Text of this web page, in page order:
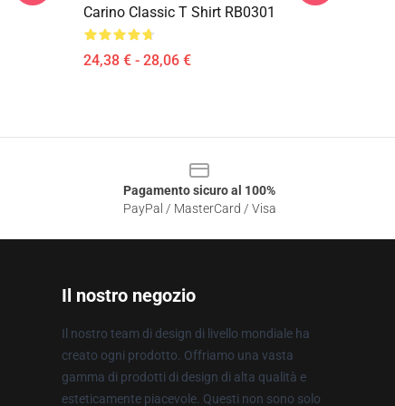
Carino Classic T Shirt RB0301
24,38 € - 28,06 €
Pagamento sicuro al 100%
PayPal / MasterCard / Visa
Il nostro negozio
Il nostro team di design di livello mondiale ha
creato ogni prodotto. Offriamo una vasta
gamma di prodotti di design di alta qualità e
esteticamente piacevole. Questi non sono solo